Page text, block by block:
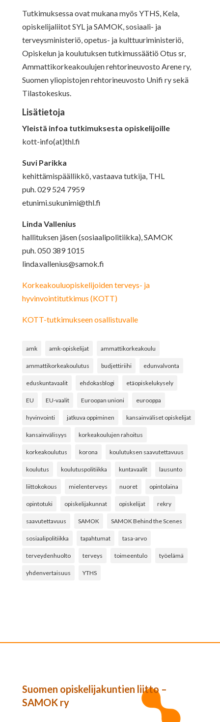
Tutkimuksessa ovat mukana myös YTHS, Kela,
opiskelijaliitot SYL ja SAMOK, sosiaali- ja
terveysministeriö, opetus- ja kulttuuriministeriö,
Opiskelun ja koulutuksen tutkimussäätiö Otus sr,
Ammattikorkeakoulujen rehtorineuvosto Arene ry,
Suomen yliopistojen rehtorineuvosto Unifi ry sekä
Tilastokeskus.
Lisätietoja
Yleistä infoa tutkimuksesta opiskelijoille
kott-info(at)thl.fi
Suvi Parikka
kehittämispäällikkö, vastaava tutkija, THL
puh. 029 524 7959
etunimi.sukunimi@thl.fi
Linda Vallenius
hallituksen jäsen (sosiaalipolitiikka), SAMOK
puh. 050 389 1015
linda.vallenius@samok.fi
Korkeakouluopiskelijoiden terveys- ja
hyvinvointitutkimus (KOTT)
KOTT-tutkimukseen osallistuvalle
amk amk-opiskelijat ammattikorkeakoulu
ammattikorkeakoulutus budjettiriihi edunvalvonta
eduskuntavaalit ehdokasblogi etäopiskelukysely
EU EU-vaalit Euroopan unioni eurooppa
hyvinvointi jatkuva oppiminen kansainväliset opiskelijat
kansainvälisyys korkeakoulujen rahoitus
korkeakoulutus korona koulutuksen saavutettavuus
koulutus koulutuspolitiikka kuntavaalit lausunto
liittokokous mielenterveys nuoret opintolaina
opintotuki opiskelijakunnat opiskelijat rekry
saavutettavuus SAMOK SAMOK Behind the Scenes
sosiaalipolitiikka tapahtumat tasa-arvo
terveydenhuolto terveys toimeentulo työelämä
yhdenvertaisuus YTHS
Suomen opiskelijakuntien liitto –
SAMOK ry